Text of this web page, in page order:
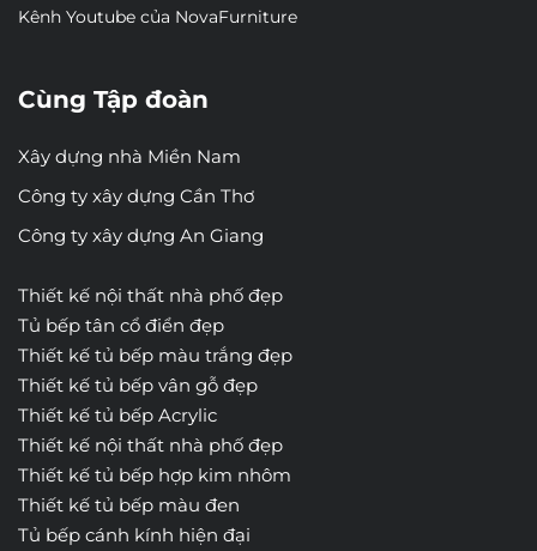
Kênh Youtube của NovaFurniture
Cùng Tập đoàn
Xây dựng nhà Miền Nam
Công ty xây dựng Cần Thơ
Công ty xây dựng An Giang
Thiết kế nội thất nhà phố đẹp
Tủ bếp tân cổ điển đẹp
Thiết kế tủ bếp màu trắng đẹp
Thiết kế tủ bếp vân gỗ đẹp
Thiết kế tủ bếp Acrylic
Thiết kế nội thất nhà phố đẹp
Thiết kế tủ bếp hợp kim nhôm
Thiết kế tủ bếp màu đen
Tủ bếp cánh kính hiện đại